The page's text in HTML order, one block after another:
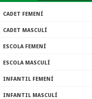
CADET FEMENÍ
CADET MASCULÍ
ESCOLA FEMENÍ
ESCOLA MASCULÍ
INFANTIL FEMENÍ
INFANTIL MASCULÍ